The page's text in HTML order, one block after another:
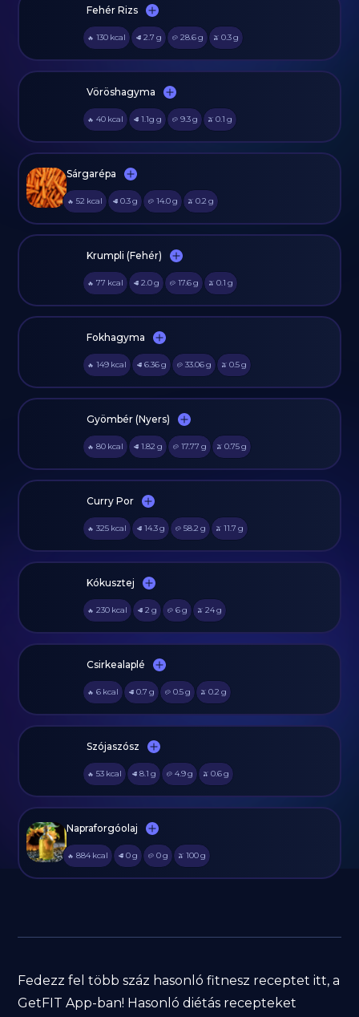
Fehér Rizs
🔥 130 kcal 🥩 2.7 g 🥔 28.6g 🫒 0.3g
Vöröshagyma
🔥 40 kcal 🥩 1.1g g 🥔 9.3g 🫒 0.1 g
Sárgarépa
🔥 52 kcal 🥩 0.3g 🥔 14.0g 🫒 0.2 g
Krumpli (Fehér)
🔥 77 kcal 🥩 2.0g 🥔 17.6g 🫒 0.1 g
Fokhagyma
🔥 149 kcal 🥩 6.36g 🥔 33.06g 🫒 0.5g
Gyömbér (Nyers)
🔥 80 kcal 🥩 1.82 g 🥔 17.77 g 🫒 0.75g
Curry Por
🔥 325 kcal 🥩 14.3g 🥔 58.2 g 🫒 11.7 g
Kókusztej
🔥 230 kcal 🥩 2 g 🥔 6g 🫒 24g
Csirkealaplé
🔥 6 kcal 🥩 0.7 g 🥔 0.5g 🫒 0.2 g
Szójaszósz
🔥 53 kcal 🥩 8.1 g 🥔 4.9g 🫒 0.6g
Napraforgóolaj
🔥 884 kcal 🥩 0g 🥔 0g 🫒 100g
Fedezz fel több száz hasonló fitnesz receptet itt, a
GetFIT App-ban! Hasonló diétás recepteket